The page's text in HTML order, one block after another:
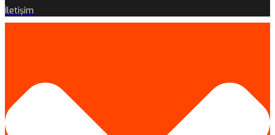
İletişim